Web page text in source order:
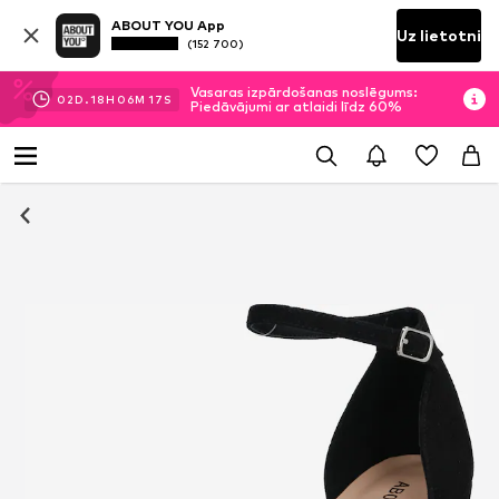
ABOUT YOU App
(152 700) Uz lietotni
02D.18H 06M 16 S
Vasaras izpārdošanas noslēgums:
Piedāvājumi ar atlaidi līdz 60%